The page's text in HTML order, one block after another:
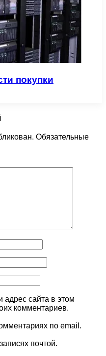
покупки
Обязательные
сайта в этом
комментариев.
по email.
почтой.